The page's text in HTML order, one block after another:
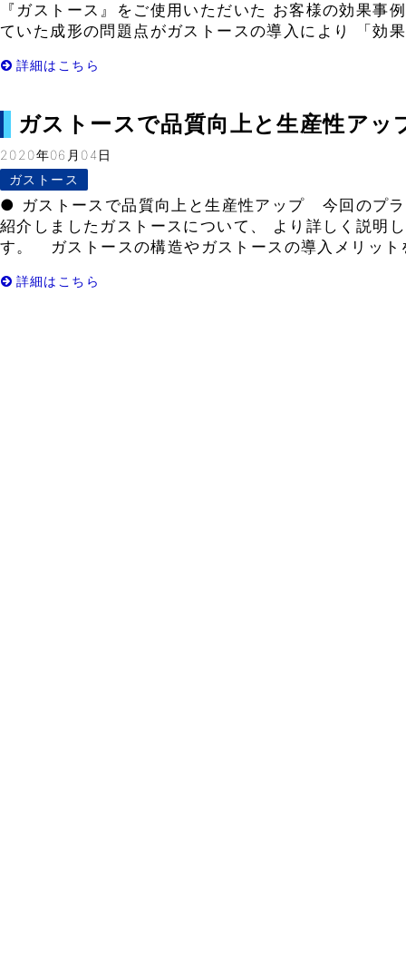
『ガストース』をご使用いただいた お客様の効果
ていた成形の問題点がガストースの導入により 「効
詳細はこちら
ガストースで品質向上と生産性アッ
2020年06月04日
ガストース
● ガストースで品質向上と生産性アップ 今回のプ
紹介しましたガストースについて、 より詳しく説明
す。 ガストースの構造やガストースの導入メリッ
詳細はこちら